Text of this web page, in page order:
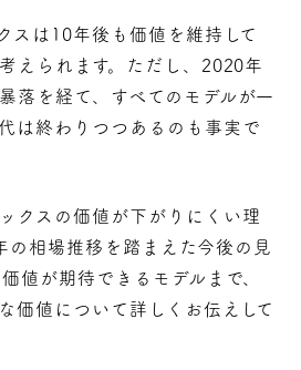
スは10年後も価値を維持して
えられます。ただし、2020年
落を経て、すべてのモデルが一
は終わりつつあるのも事実で
クスの価値が下がりにくい理
の相場推移を踏まえた今後の見
値が期待できるモデルまで、
価値について詳しくお伝えして